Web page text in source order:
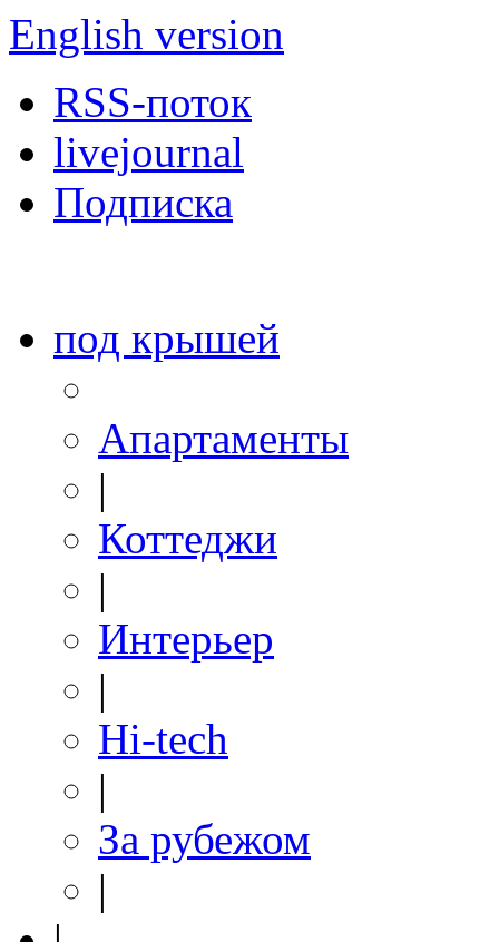
English version
RSS-поток
livejournal
Подписка
под крышей
Апартаменты
|
Коттеджи
|
Интерьер
|
Hi-tech
|
За рубежом
|